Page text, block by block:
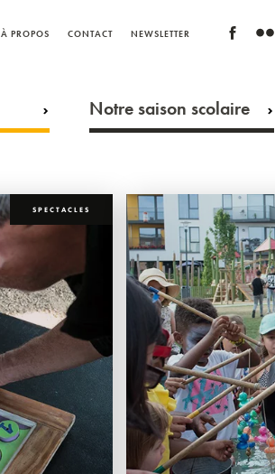
À PROPOS CONTACT NEWSLETTER
Notre saison scolaire
SPECTACLES